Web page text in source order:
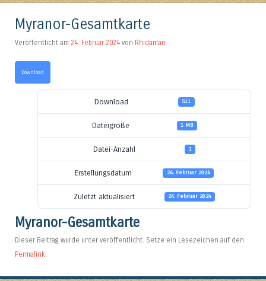
Myranor-Gesamtkarte
Veröffentlicht am 24. Februar 2024 von Rhidaman
Download
Download 511
Dateigröße 1 MB
Datei-Anzahl 1
Erstellungsdatum 24. Februar 2024
Zuletzt aktualisiert 24. Februar 2024
Myranor-Gesamtkarte
Dieser Beitrag wurde unter veröffentlicht. Setze ein Lesezeichen auf den
Permalink.